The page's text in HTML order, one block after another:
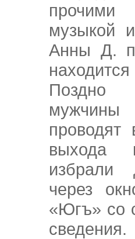
прочими
музыкой
Анны Д.
Поздно
выхода
избрали
через
«Югъ» со